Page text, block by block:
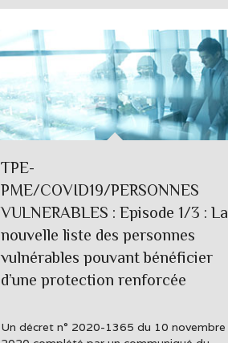
TPE-
PME/COVID19/PERSONNES
VULNERABLES : Episode 1/3 : La
nouvelle liste des personnes
vulnérables pouvant bénéficier
d’une protection renforcée
Un décret n° 2020-1365 du 10 novembre